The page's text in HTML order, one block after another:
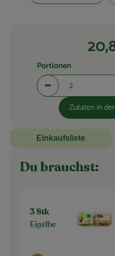
Portionen
Portionen
Zutaten in
Einkaufsliste
Du brauchst:
3 Stk
Eigelbe